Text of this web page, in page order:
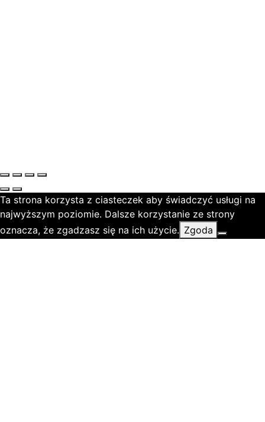
Ta strona korzysta z ciasteczek aby świadczyć usługi na
najwyższym poziomie. Dalsze korzystanie ze strony
oznacza, że zgadzasz się na ich użycie. Zgoda